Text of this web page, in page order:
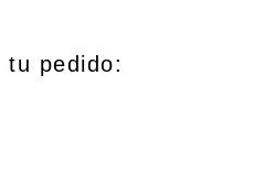
pedido: